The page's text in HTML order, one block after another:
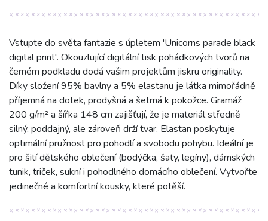
Vstupte do světa fantazie s úpletem 'Unicorns parade black
digital print'. Okouzlující digitální tisk pohádkových tvorů na
černém podkladu dodá vašim projektům jiskru originality.
Díky složení 95% bavlny a 5% elastanu je látka mimořádně
příjemná na dotek, prodyšná a šetrná k pokožce. Gramáž
200 g/m² a šířka 148 cm zajišťují, že je materiál středně
silný, poddajný, ale zároveň drží tvar. Elastan poskytuje
optimální pružnost pro pohodlí a svobodu pohybu. Ideální je
pro šití dětského oblečení (bodýčka, šaty, legíny), dámských
tunik, triček, sukní i pohodlného domácího oblečení. Vytvořte
jedinečné a komfortní kousky, které potěší.